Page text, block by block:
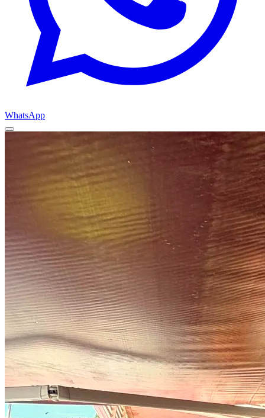
WhatsApp